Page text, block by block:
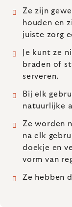
Ze zijn
houden en
juiste zorg
Je kunt ze
braden of
serveren.
Bij elk
natuurlijke
Ze worden
na elk
doekje en
vorm van
Ze hebben